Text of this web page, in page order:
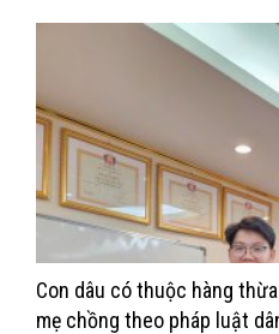
Con dâu có thuộc hàng
mẹ chồng theo pháp luật